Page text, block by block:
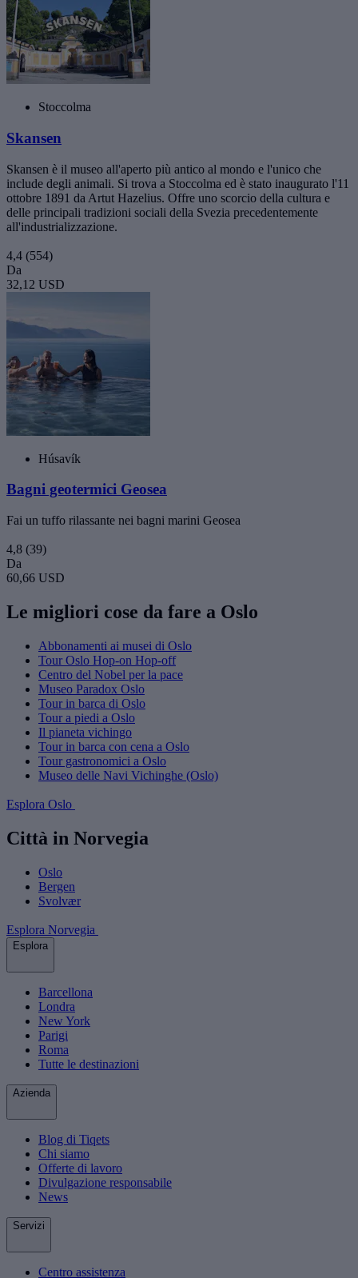
Stoccolma
Skansen
Skansen è il museo all'aperto più antico al mondo e l'unico che
include degli animali. Si trova a Stoccolma ed è stato inaugurato l'11
ottobre 1891 da Artut Hazelius. Offre uno scorcio della cultura e
delle principali tradizioni sociali della Svezia precedentemente
all'industrializzazione.
4,4 (554)
Da
32,12 USD
Húsavík
Bagni geotermici Geosea
Fai un tuffo rilassante nei bagni marini Geosea
4,8 (39)
Da
60,66 USD
Le migliori cose da fare a Oslo
Abbonamenti ai musei di Oslo
Tour Oslo Hop-on Hop-off
Centro del Nobel per la pace
Museo Paradox Oslo
Tour in barca di Oslo
Tour a piedi a Oslo
Il pianeta vichingo
Tour in barca con cena a Oslo
Tour gastronomici a Oslo
Museo delle Navi Vichinghe (Oslo)
Esplora Oslo
Città in Norvegia
Oslo
Bergen
Svolvær
Esplora Norvegia
Esplora
Barcellona
Londra
New York
Parigi
Roma
Tutte le destinazioni
Azienda
Blog di Tiqets
Chi siamo
Offerte di lavoro
Divulgazione responsabile
News
Servizi
Centro assistenza